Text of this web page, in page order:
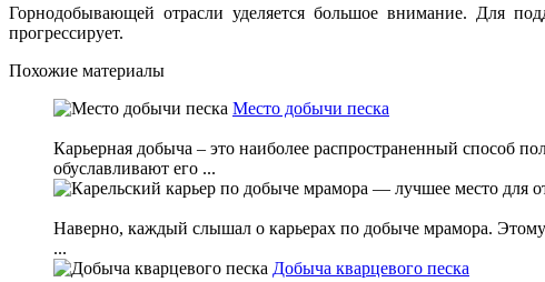
Горнодобывающей отрасли уделяется большое внимание. Для
прогрессирует.
Похожие материалы
Место добычи песка
Карьерная добыча – это наиболее распространенный способ
обуславливают его ...
Наверно, каждый слышал о карьерах по добыче мрамора. Этому
...
Добыча кварцевого песка